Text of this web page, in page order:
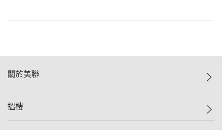
關於美聯
美聯集團
搵樓